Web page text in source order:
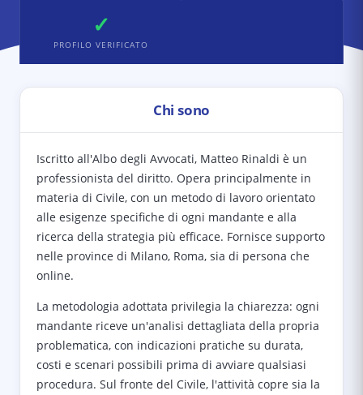
✓
PROFILO VERIFICATO
Chi sono
Iscritto all'Albo degli Avvocati, Matteo Rinaldi è un
professionista del diritto. Opera principalmente in
materia di Civile, con un metodo di lavoro orientato
alle esigenze specifiche di ogni mandante e alla
ricerca della strategia più efficace. Fornisce supporto
nelle province di Milano, Roma, sia di persona che
online.
La metodologia adottata privilegia la chiarezza: ogni
mandante riceve un'analisi dettagliata della propria
problematica, con indicazioni pratiche su durata,
costi e scenari possibili prima di avviare qualsiasi
procedura. Sul fronte del Civile, l'attività copre sia la